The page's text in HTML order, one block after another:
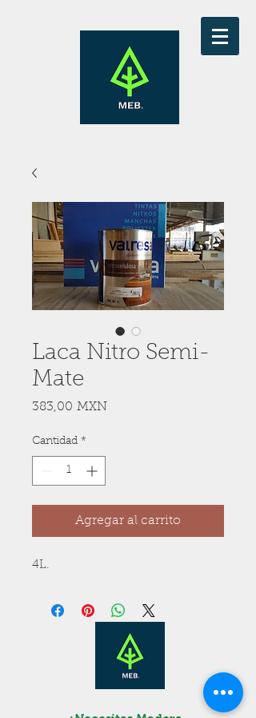
Laca Nitro Semi-
Mate
383,00 MXNPrecio
Cantidad *
Agregar al carrito
4L.